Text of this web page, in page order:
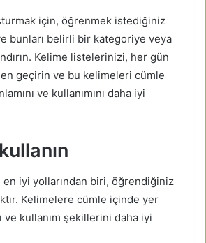
için, öğrenmek istediğiniz
bunları belirli bir kategoriye veya
Kelime listelerinizi, her gün
geçirin ve bu kelimeleri cümle
ve kullanımını daha iyi
iyi yollarından biri, öğrendiğiniz
Kelimelere cümle içinde yer
ve kullanım şekillerini daha iyi